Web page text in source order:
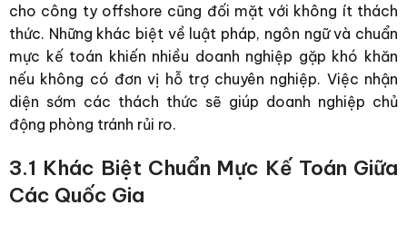
cho công ty offshore cũng đối mặt với không ít thách
thức. Những khác biệt về luật pháp, ngôn ngữ và chuẩn
mực kế toán khiến nhiều doanh nghiệp gặp khó khăn
nếu không có đơn vị hỗ trợ chuyên nghiệp. Việc nhận
diện sớm các thách thức sẽ giúp doanh nghiệp chủ
động phòng tránh rủi ro.
3.1 Khác Biệt Chuẩn Mực Kế Toán Giữa
Các Quốc Gia